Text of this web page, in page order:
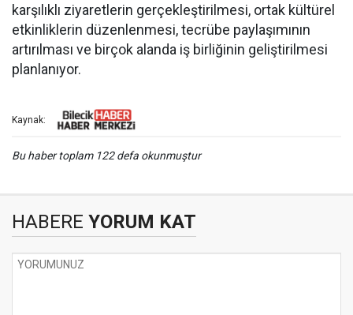
karşılıklı ziyaretlerin gerçekleştirilmesi, ortak kültürel
etkinliklerin düzenlenmesi, tecrübe paylaşımının
artırılması ve birçok alanda iş birliğinin geliştirilmesi
planlanıyor.
Kaynak:
Bu haber toplam 122 defa okunmuştur
HABERE YORUM KAT